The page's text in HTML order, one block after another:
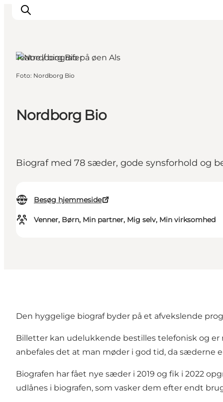
Det sker
Overnatning
Nordborg Bio
Biograf med 78 sæder, gode synsforhold og
Besøg hjemmeside
Venner, Børn, Min partner, Mig selv, Min virksomhed
Teatre / biografer
Foto: Nordborg Bio
Den hyggelige biograf byder på et afvekslende
Billetter kan udelukkende bestilles telefonisk og er
anbefales det at man møder i god tid, da sæderne
Biografen har fået nye sæder i 2019 og fik i 2022
udlånes i biografen, som vasker dem efter endt